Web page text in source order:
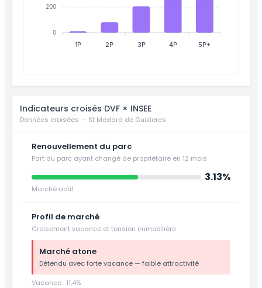
200
0
1P 2P 3P 4P 5P+
Indicateurs croisés DVF × INSEE
Données croisées — St Medard de Guizieres
Renouvellement du parc
Part du parc ayant changé de propriétaire en 12 mois
3.13%
Marché actif
Profil de marché
Croisement vacance et tension immobilière
Marché atone
Détendu avec forte vacance — faible attractivité
Vacance : 11,4%